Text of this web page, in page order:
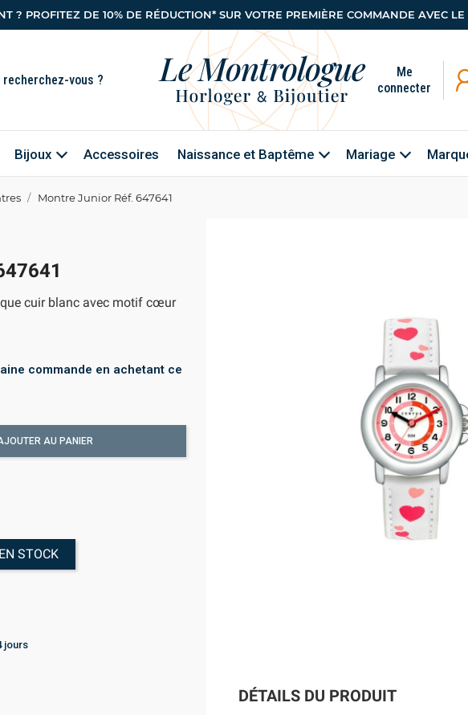
? PROFITEZ DE 10% DE RÉDUCTION* SUR VOTRE PREMIÈRE COMMANDE AVEC
Me
connecter
Bijoux Accessoires Naissance et Baptême Mariage
Montre Junior Réf. 647641
DÉTAILS DU PRODUIT
cuir blanc avec motif cœur
commande en achetant ce
AU PANIER
STOCK
jours